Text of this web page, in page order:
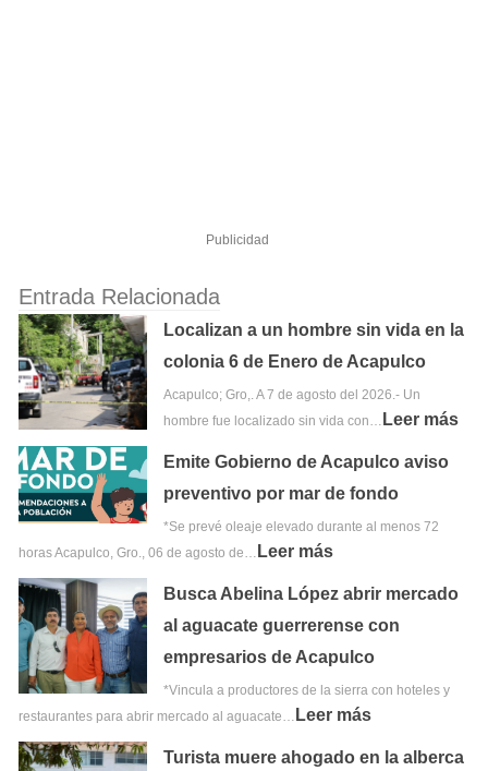
Publicidad
Entrada Relacionada
Localizan a un hombre sin vida en la
colonia 6 de Enero de Acapulco
Acapulco; Gro,. A 7 de agosto del 2026.- Un
hombre fue localizado sin vida con… Leer más
Emite Gobierno de Acapulco aviso
preventivo por mar de fondo
*Se prevé oleaje elevado durante al menos 72
horas Acapulco, Gro., 06 de agosto de… Leer más
Busca Abelina López abrir mercado
al aguacate guerrerense con
empresarios de Acapulco
*Vincula a productores de la sierra con hoteles y
restaurantes para abrir mercado al aguacate… Leer más
Turista muere ahogado en la alberca